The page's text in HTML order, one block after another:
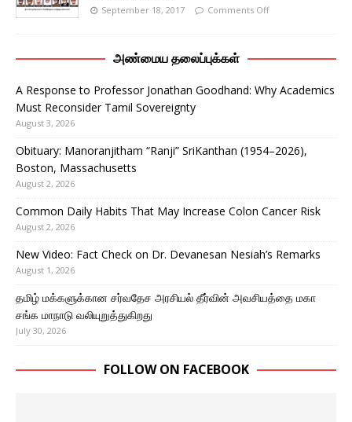
September 18, 2017 Comments Off
அண்மைய தலைப்புக்கள்
A Response to Professor Jonathan Goodhand: Why Academics
Must Reconsider Tamil Sovereignty
August 3, 2026
Obituary: Manoranjitham “Ranji” SriKanthan (1954–2026),
Boston, Massachusetts
August 2, 2026
Common Daily Habits That May Increase Colon Cancer Risk
August 2, 2026
New Video: Fact Check on Dr. Devanesan Nesiah’s Remarks
August 1, 2026
தமிழ் மக்களுக்கான சர்வதேச அரசியல் தீர்வின் அவசியத்தை மகா
சங்க மாநாடு வலியுறுத்துகிறது
July 30, 2026
FOLLOW ON FACEBOOK